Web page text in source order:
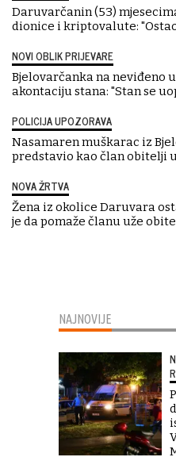
Daruvarčanin (53)
dionice i kriptovalute:
NOVI OBLIK PRIJEVARE
Bjelovarčanka na neviđeno
akontaciju stana: "Stan se
POLICIJA UPOZORAVA
Nasamaren muškarac iz
predstavio kao član obitelji
NOVA ŽRTVA
Žena iz okolice Daruvara
je da pomaže članu uže
NAJNOVIJE